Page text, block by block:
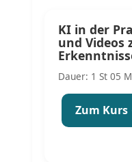
KI in der
und Videos
Dauer: 1 St 05
Zum